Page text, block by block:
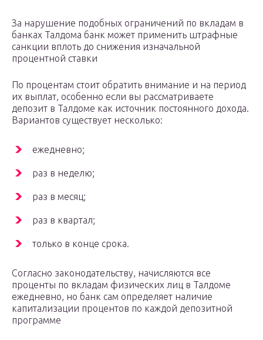
За нарушение подобных ограничений по вкладам в
банках Талдома банк может применить штрафные
санкции вплоть до снижения изначальной
процентной ставки
По процентам стоит обратить внимание и на период
их выплат, особенно если вы рассматриваете
депозит в Талдоме как источник постоянного дохода.
Вариантов существует несколько:
ежедневно;
раз в неделю;
раз в месяц;
раз в квартал;
только в конце срока.
Согласно законодательству, начисляются все
проценты по вкладам физических лиц в Талдоме
ежедневно, но банк сам определяет наличие
капитализации процентов по каждой депозитной
программе